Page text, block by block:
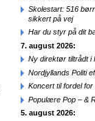
Skolestart: 516
sikkert på vej
Har du styr på dit
7. august 2026:
Ny direktør tiltrådt i
Nordjyllands Politi
Koncert til fordel
Populære Pop – &
5. august 2026: